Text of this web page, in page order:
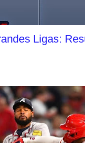
Ligas: